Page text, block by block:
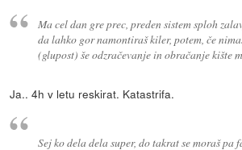
Ma cel dan gre prec, preden sistem sploh
da lahko gor namontiraš kiler, potem, če
(glupost) še odzračevanje in obračanje kište
Ja.. 4h v letu reskirat. Katastrifa.
Sej ko dela dela super, do takrat se moraš pa